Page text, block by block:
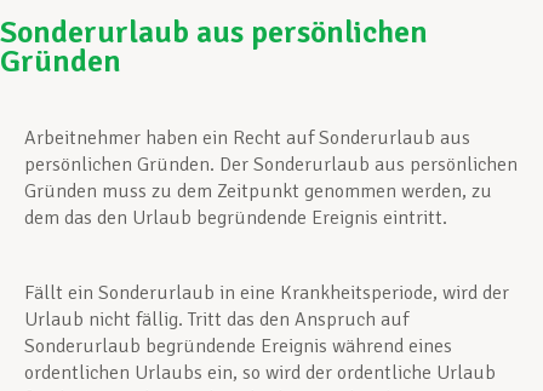
Ihre Rechte
Unterstützung im Privatleben
Mitglied werden
Sonderurlaub aus persönlichen
Gründen
Arbeitnehmer haben ein Recht auf Sonderurlaub aus
persönlichen Gründen. Der Sonderurlaub aus persönlichen
Gründen muss zu dem Zeitpunkt genommen werden, zu
dem das den Urlaub begründende Ereignis eintritt.
Fällt ein Sonderurlaub in eine Krankheitsperiode, wird der
Urlaub nicht fällig. Tritt das den Anspruch auf
Sonderurlaub begründende Ereignis während eines
ordentlichen Urlaubs ein, so wird der ordentliche Urlaub